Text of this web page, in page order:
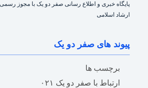
پایگاه خبری و اطلاع رسانی صفر دو یک با مجوز
ارشاد اسلامی
پیوند های صفر دو یک
برچسب ها
ارتباط با صفر دو یک ۰۲۱